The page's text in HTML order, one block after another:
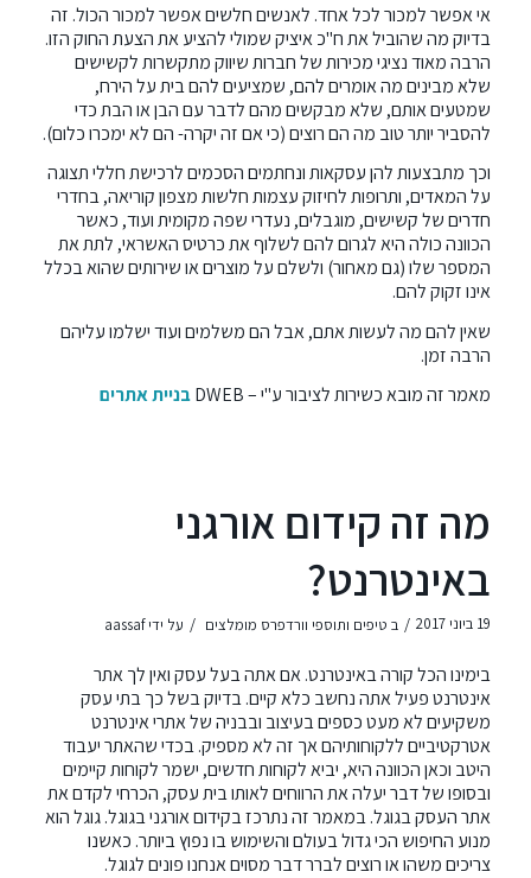
אי אפשר למכור לכל אחד. לאנשים חלשים אפשר למכור הכול. זה
בדיוק מה שהוביל את ח"כ איציק שמולי להציע את הצעת החוק הזו.
הרבה מאוד נציגי מכירות של חברות שיווק מתקשרות לקשישים
שלא מבינים מה אומרים להם, שמציעים להם בית על הירח,
שמטעים אותם, שלא מבקשים מהם לדבר עם הבן או הבת כדי
להסביר יותר טוב מה הם רוצים (כי אם זה יקרה- הם לא ימכרו כלום).
וכך מתבצעות להן עסקאות ונחתמים הסכמים לרכישת חללי תצוגה
על המאדים, ותרופות לחיזוק עצמות חלשות מצפון קוריאה, בחדרי
חדרים של קשישים, מוגבלים, נעדרי שפה מקומית ועוד, כאשר
הכוונה כולה היא לגרום להם לשלוף את כרטיס האשראי, לתת את
המספר שלו (גם מאחור) ולשלם על מוצרים או שירותים שהוא בכלל
אינו זקוק להם.
שאין להם מה לעשות אתם, אבל הם משלמים ועוד ישלמו עליהם
הרבה זמן.
מאמר זה מובא כשירות לציבור ע"י – DWEB
בניית אתרים
מה זה קידום אורגני
באינטרנט?
19 ביוני 2017 / ב טיפים ותוספי וורדפרס מומלצים / על ידיaassaf
בימינו הכל קורה באינטרנט. אם אתה בעל עסק ואין לך אתר
אינטרנט פעיל אתה נחשב כלא קיים. בדיוק בשל כך בתי עסק
משקיעים לא מעט כספים בעיצוב ובבניה של אתרי אינטרנט
אטרקטיביים ללקוחותיהם אך זה לא מספיק. בכדי שהאתר יעבוד
היטב וכאן הכוונה היא, יביא לקוחות חדשים, ישמר לקוחות קיימים
ובסופו של דבר יעלה את הרווחים לאותו בית עסק, הכרחי לקדם את
אתר העסק בגוגל. במאמר זה נתרכז בקידום אורגני בגוגל. גוגל הוא
מנוע החיפוש הכי גדול בעולם והשימוש בו נפוץ ביותר. כאשנו
צריכים משהו או רוצים לברר דבר מסוים אנחנו פונים לגוגל.